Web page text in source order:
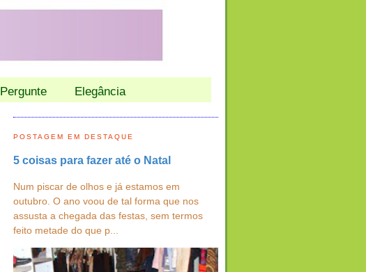
Pergunte Elegância
POSTAGEM EM DESTAQUE
5 coisas para fazer até o Natal
Num piscar de olhos e já estamos em
outubro. O ano voou de tal forma que nos
assusta a chegada das festas, sem termos
feito metade do que p...